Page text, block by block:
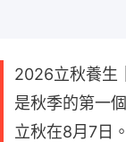
2026立秋養生
是秋季的第一
立秋在8月7日